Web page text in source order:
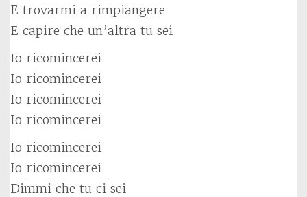
E trovarmi a rimpiangere
E capire che un’altra tu sei
Io ricomincerei
Io ricomincerei
Io ricomincerei
Io ricomincerei
Io ricomincerei
Io ricomincerei
Dimmi che tu ci sei